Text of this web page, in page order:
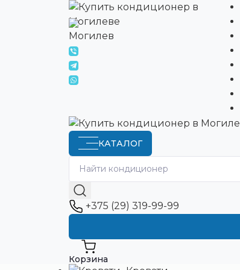
Могилев
КАТАЛОГ
+375 (29) 319-99-99
Корзина